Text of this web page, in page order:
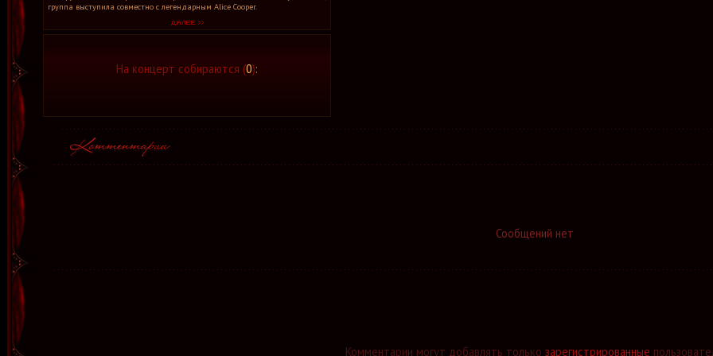
группа выступила совместно с легендарным Alice Cooper.
На концерт собираются (0):
Сообщений нет
Комментарии могут добавлять только зарегистрированные